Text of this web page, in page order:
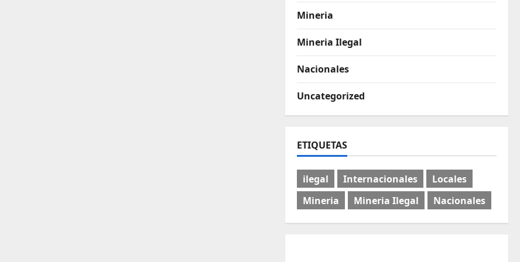
Mineria
Mineria Ilegal
Nacionales
Uncategorized
ETIQUETAS
ilegal Internacionales
Locales
Mineria
Mineria Ilegal Nacionales